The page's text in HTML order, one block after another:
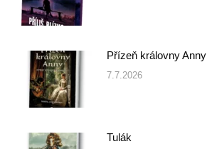
Přízeň královny Anny
7.7.2026
Tulák